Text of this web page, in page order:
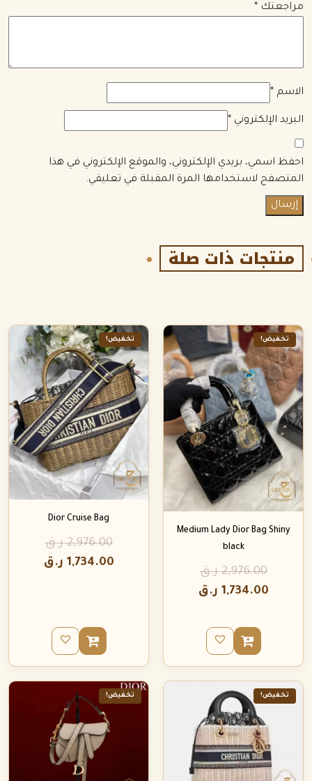
مراجعتك *
الاسم *
البريد الإلكتروني *
احفظ اسمي، بريدي الإلكتروني، والموقع الإلكتروني في هذا
المتصفح لاستخدامها المرة المقبلة في تعليقي.
منتجات ذات صلة
تخفيض!
Medium Lady Dior Bag Shiny
black
2,976.00 ر.ق
1,734.00 ر.ق
تخفيض!
Dior Cruise Bag
2,976.00 ر.ق
1,734.00 ر.ق
تخفيض! تخفيض!